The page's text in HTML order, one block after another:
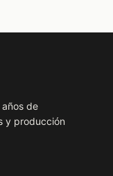
de
y producción